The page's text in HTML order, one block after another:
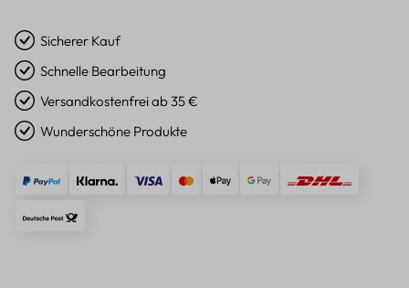
Sicherer Kauf
Schnelle Bearbeitung
Versandkostenfrei ab 35 €
Wunderschöne Produkte